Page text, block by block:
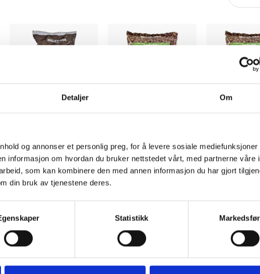
Detaljer Om
og annonser et personlig preg, for å levere sosiale mediefunksjoner
informasjon om hvordan du bruker nettstedet vårt, med partnerne våre
som kan kombinere den med annen informasjon du har gjort
din bruk av tjenestene deres.
Statistikk
Clay Pebbles, 18
litres
14-2738
In stock in
61
Clay Pebbles, 5 litres
14-2737
56 store
Clay
14-2721
In stock in 31